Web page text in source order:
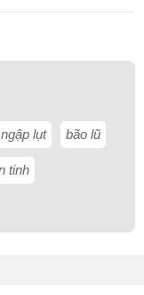
ngập lụt bão lũ
tinh